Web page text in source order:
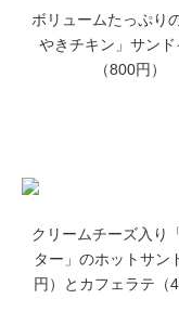
ボリュームたっぷり
やきチキン」サンド
（800円）
クリームチーズ入り
ター」のホットサン
円）とカフェラテ（